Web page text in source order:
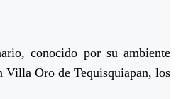
conocido por su ambiente
Villa Oro de Tequisquiapan, los